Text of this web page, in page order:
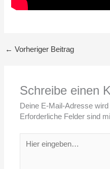
← Vorheriger Beitrag
Schreibe einen
Deine E-Mail-Adresse
Erforderliche Felder sind
eingeben…